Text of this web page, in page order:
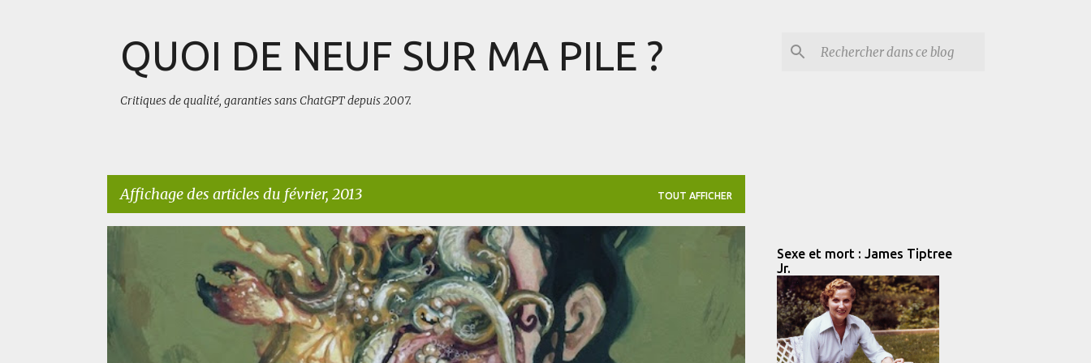
QUOI DE NEUF SUR MA PILE ?
Critiques de qualité, garanties sans ChatGPT depuis 2007.
Affichage des articles du février, 2013 TOUT AFFICHER
r
c
BODY HORROR WEIRD
Sexe et mort : James Tiptree
Jr.